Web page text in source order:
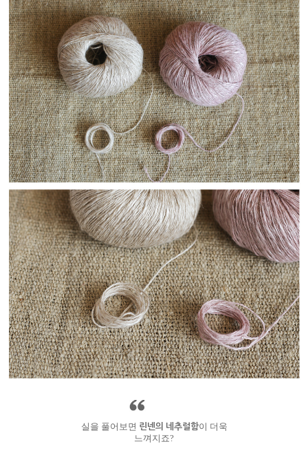
실을 풀어보면 린넨의 네추럴함이 더욱
느껴지죠?